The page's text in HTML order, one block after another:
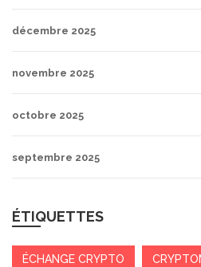
décembre 2025
novembre 2025
octobre 2025
septembre 2025
ÉTIQUETTES
ÉCHANGE CRYPTO